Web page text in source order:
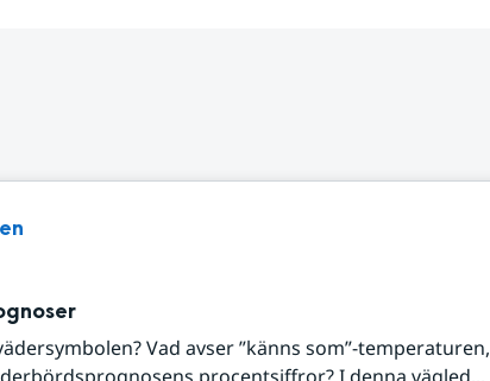
Vad avser ”känns som”-temperaturen,